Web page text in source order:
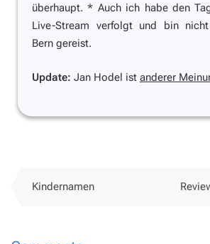
überhaupt. * Auch ich habe den
Live-Stream verfolgt und bin
Bern gereist.
Update: Jan Hodel ist anderer
Kindernamen Review HP